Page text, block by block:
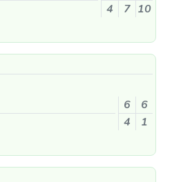
4
7 10
6
6
4
1